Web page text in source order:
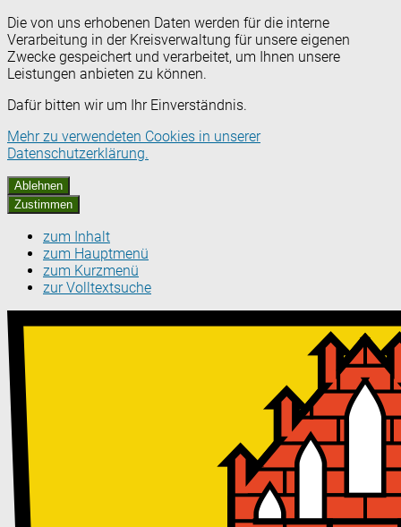
Die von uns erhobenen Daten werden für die interne
Verarbeitung in der Kreisverwaltung für unsere eigenen
Zwecke gespeichert und verarbeitet, um Ihnen unsere
Leistungen anbieten zu können.
Dafür bitten wir um Ihr Einverständnis.
Mehr zu verwendeten Cookies in unserer
Datenschutzerklärung.
Ablehnen
Zustimmen
zum Inhalt
zum Hauptmenü
zum Kurzmenü
zur Volltextsuche